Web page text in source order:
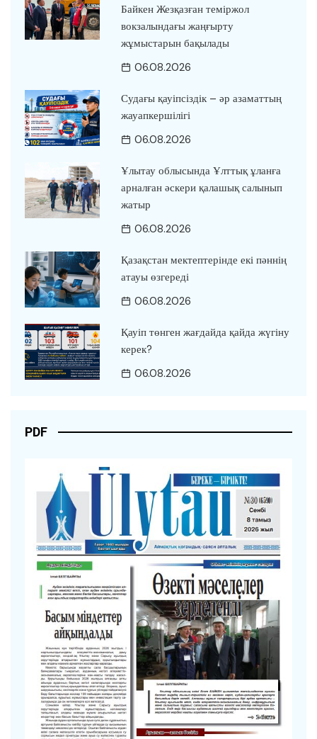
Байкен Жезқазған теміржол
вокзалындағы жаңғырту
жұмыстарын бақылады
06.08.2026
Судағы қауіпсіздік – әр азаматтың
жауапкершілігі
06.08.2026
Ұлытау облысында Ұлттық ұланға
арналған әскери қалашық салынып
жатыр
06.08.2026
Қазақстан мектептерінде екі пәннің
атауы өзгереді
06.08.2026
Қауіп төнген жағдайда қайда жүгіну
керек?
06.08.2026
PDF